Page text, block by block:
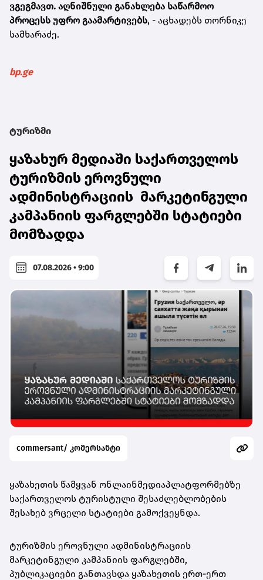
ვგეგმავთ. აღნიშნული განახლება საწარმოო
პროცესს უფრო გაამარტივებს, - აცხადებს თორნიკე
სამხარაძე.
bp.ge
ტურიზმი
ყაზახურ მედიაში საქართველოს
ტურიზმის ეროვნული
ადმინისტრაციის მარკეტინგული
კამპანიის ფარგლებში სტატიები
მომზადდა
07.08.2026 • 9:00
commersant/ კომერსანტი
ყაზახეთის წამყვან ონლაინმედიაპლატფორმებზე
საქართველოს ტურისტული შესაძლებლობების
შესახებ ვრცელი სტატიები გამოქვეყნდა.
ტურიზმის ეროვნული ადმინისტრაციის
მარკეტინგული კამპანიის ფარგლებში,
პუბლიკაციები განთავსდა ყაზახეთის ერთ-ერთ